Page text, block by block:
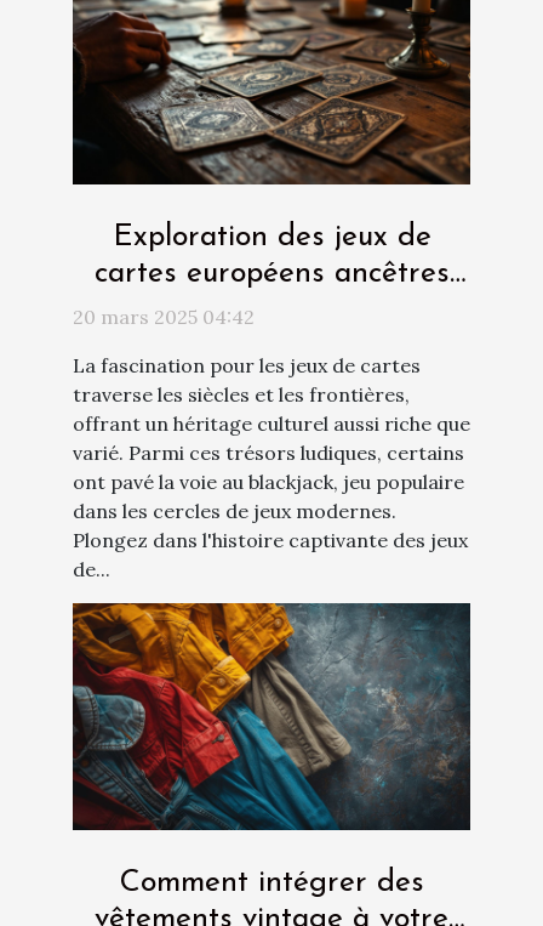
Exploration des jeux de
cartes européens ancêtres
du blackjack
20 mars 2025 04:42
La fascination pour les jeux de cartes
traverse les siècles et les frontières,
offrant un héritage culturel aussi riche que
varié. Parmi ces trésors ludiques, certains
ont pavé la voie au blackjack, jeu populaire
dans les cercles de jeux modernes.
Plongez dans l'histoire captivante des jeux
de...
Comment intégrer des
vêtements vintage à votre